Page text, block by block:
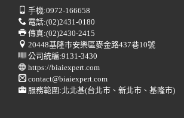
手機:0972-166658
電話:(02)2431-0180
傳真:(02)2430-2415
20448基隆市安樂區麥金路437巷10號
公司統編:9131-3430
https://biaiexpert.com
contact@biaiexpert.com
服務範圍:北北基(台北市、新北市、基隆市)